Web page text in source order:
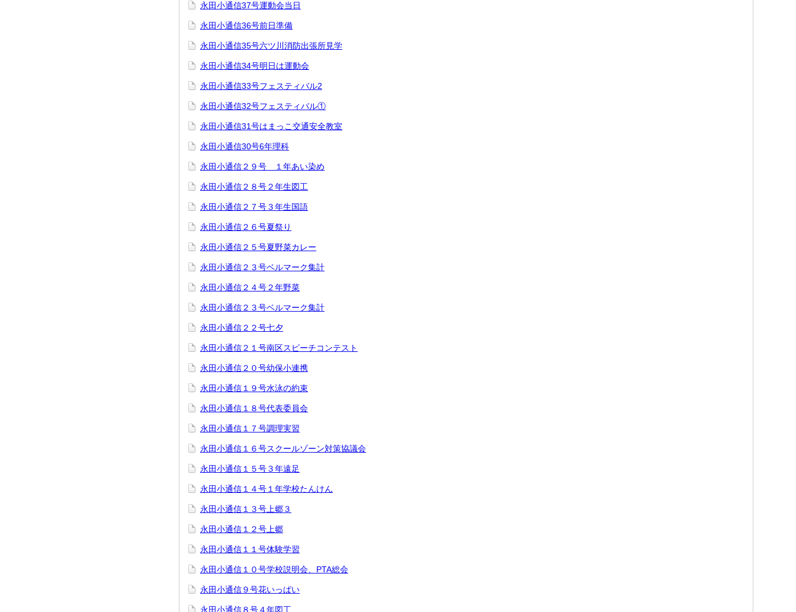
永田小通信37号運動会当日
永田小通信36号前日準備
永田小通信35号六ツ川消防出張所見学
永田小通信34号明日は運動会
永田小通信33号フェスティバル2
永田小通信32号フェスティバル①
永田小通信31号はまっこ交通安全教室
永田小通信30号6年理科
永田小通信２９号 １年あい染め
永田小通信２８号２年生図工
永田小通信２７号３年生国語
永田小通信２６号夏祭り
永田小通信２５号夏野菜カレー
永田小通信２３号ベルマーク集計
永田小通信２４号２年野菜
永田小通信２３号ベルマーク集計
永田小通信２２号七夕
永田小通信２１号南区スピーチコンテスト
永田小通信２０号幼保小連携
永田小通信１９号水泳の約束
永田小通信１８号代表委員会
永田小通信１７号調理実習
永田小通信１６号スクールゾーン対策協議会
永田小通信１５号３年遠足
永田小通信１４号１年学校たんけん
永田小通信１３号上郷３
永田小通信１２号上郷
永田小通信１１号体験学習
永田小通信１０号学校説明会、PTA総会
永田小通信９号花いっぱい
永田小通信８号４年図工